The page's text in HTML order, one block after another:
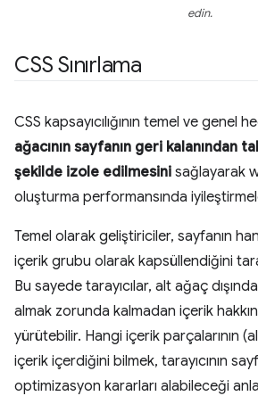
edin.
CSS Sınırlama
CSS kapsayıcılığının temel ve genel
ağacının sayfanın geri kalanından
şekilde izole edilmesini sağlayarak
oluşturma performansında
Temel olarak geliştiriciler, sayfanın
içerik grubu olarak kapsüllendiğini
Bu sayede tarayıcılar, alt ağaç
almak zorunda kalmadan içerik
yürütebilir. Hangi içerik parçalarının
içerik içerdiğini bilmek, tarayıcının
optimizasyon kararları alabileceği